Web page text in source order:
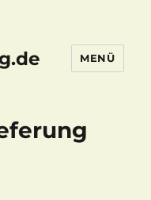
MENÜ